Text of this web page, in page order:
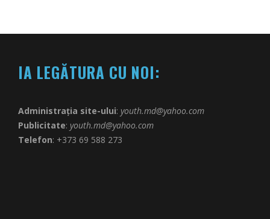
IA LEGĂTURA CU NOI:
Administrația site-ului: youth.md@yahoo.com
Publicitate: youth.md@yahoo.com
Telefon: +373 69 588 273